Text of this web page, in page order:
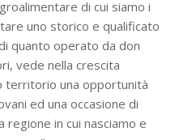
di cui siamo i
uno storico e qualificato
quanto operato da don
vede nella crescita
territorio una opportunità
ed una occasione di
regione in cui nasciamo e